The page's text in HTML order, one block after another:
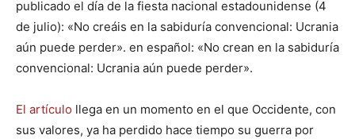
publicado el día de la fiesta nacional estadounidense (4
de julio): «No creáis en la sabiduría convencional: Ucrania
aún puede perder». en español: «No crean en la sabiduría
convencional: Ucrania aún puede perder».
El artículo llega en un momento en el que Occidente, con
sus valores, ya ha perdido hace tiempo su guerra por